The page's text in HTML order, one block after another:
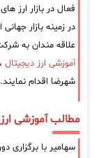
فعال در بازار ارز
در زمینه بازار
علاقه مندان به
آموزشی ارز دیجیتال
شهرضا اقدام نمایند.
مطالب آموزشی
سهامیر با برگزاری